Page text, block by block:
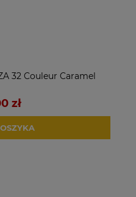
32 Couleur Caramel
zł